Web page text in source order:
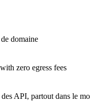
domaine
zero egress fees
API, partout dans le